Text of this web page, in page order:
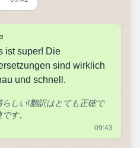
ist super! Die
sind wirklich
und schnell.
らしい!翻訳はとても正確で
す。
09:43